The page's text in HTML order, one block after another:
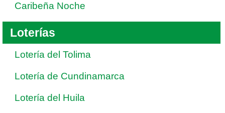
Caribeña Noche
Loterías
Lotería del Tolima
Lotería de Cundinamarca
Lotería del Huila